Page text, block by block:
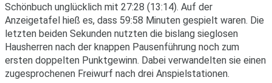
Schönbuch unglücklich mit 27:28 (13:14). Auf der
Anzeigetafel hieß es, dass 59:58 Minuten gespielt waren. Die
letzten beiden Sekunden nutzten die bislang sieglosen
Hausherren nach der knappen Pausenführung noch zum
ersten doppelten Punktgewinn. Dabei verwandelten sie einen
zugesprochenen Freiwurf nach drei Anspielstationen.